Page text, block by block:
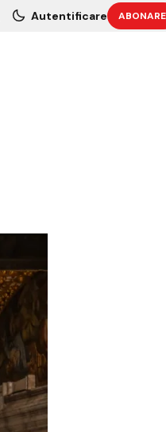
Autentificare ABONARE